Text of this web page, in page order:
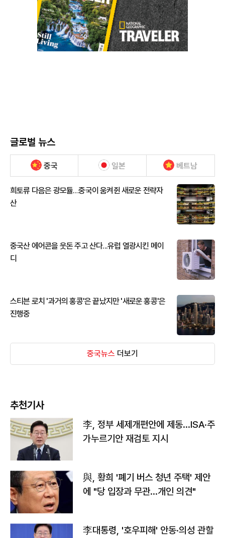
글로벌 뉴스
중국 일본 베트남
희토류 다음은 광모듈…중국이 움켜쥔 새로운 전략자
산
중국산 에어콘을 웃돈 주고 산다...유럽 열광시킨 메이
디
스티븐 로치 '과거의 홍콩'은 끝났지만 '새로운 홍콩'은
진행중
중국뉴스 더보기
추천기사
李, 정부 세제개편안에 제동…ISA·주
가누르기안 재검토 지시
與, 황희 '폐기 버스 청년 주택' 제안
에 "당 입장과 무관…개인 의견"
李대통령, '호우피해' 안동·의성 관할